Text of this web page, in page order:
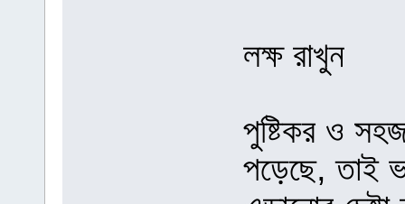
লক্ষ রাখুন
পুষ্টিকর ও
পড়েছে, তাই